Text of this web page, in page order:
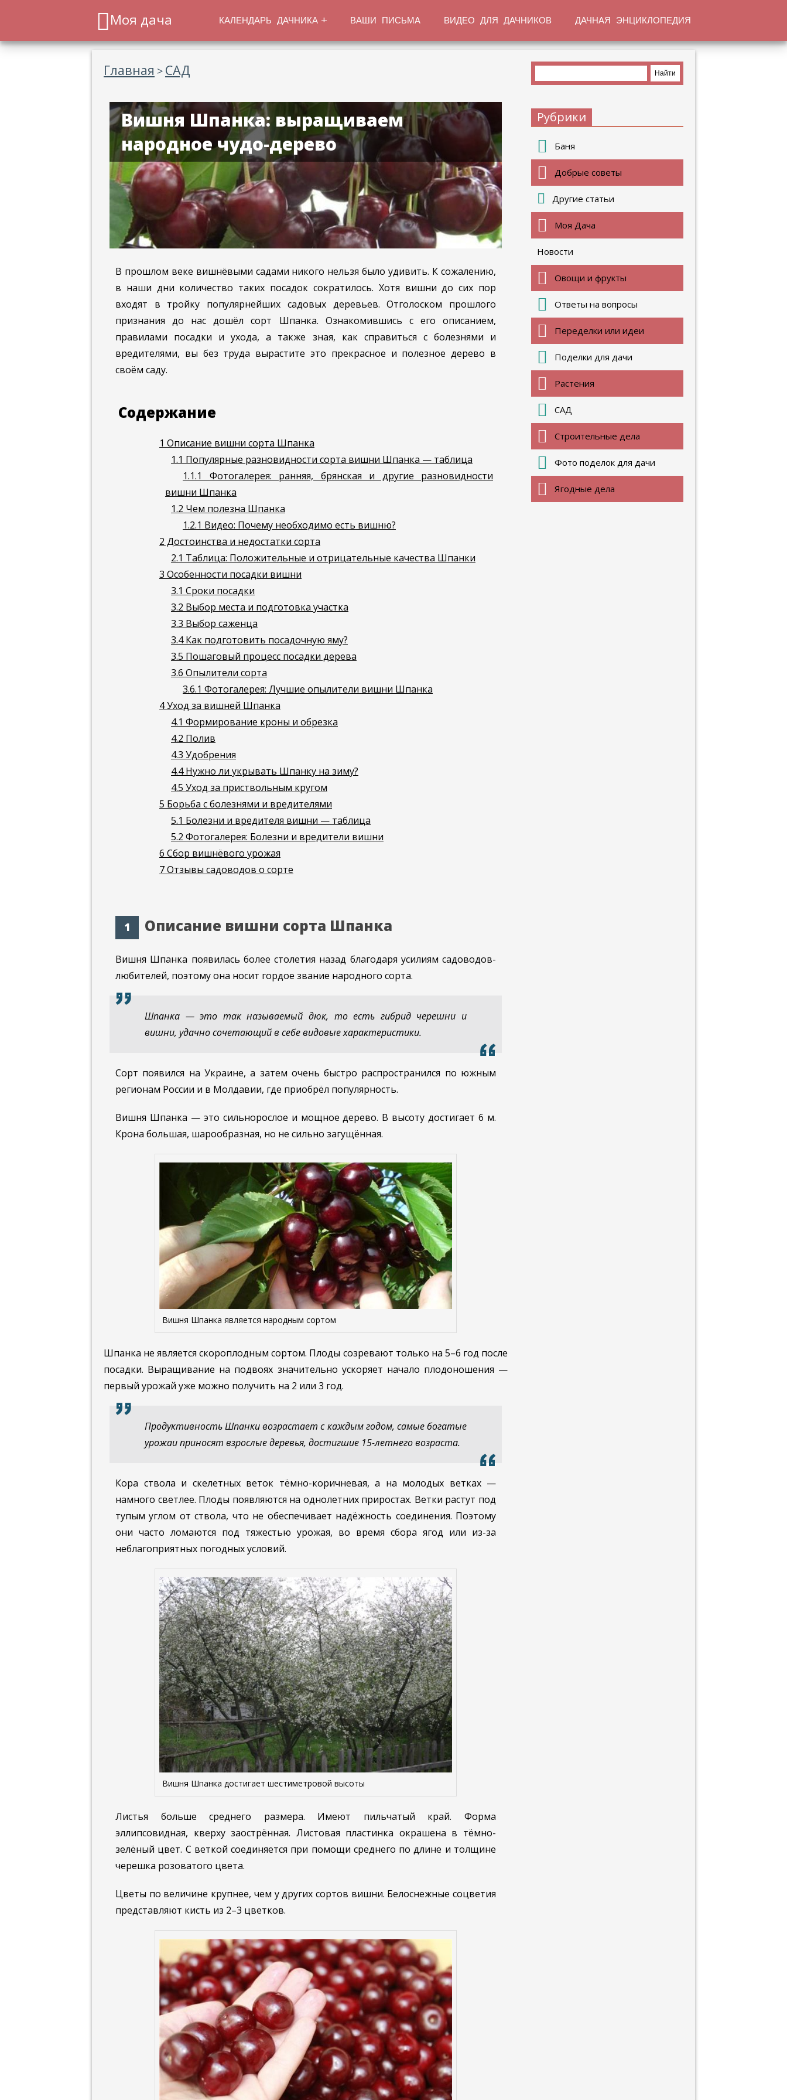
Моя дача КАЛЕНДАРЬ ДАЧНИКА ВАШИ ПИСЬМА ВИДЕО ДЛЯ ДАЧНИКОВ ДАЧНАЯ ЭНЦИКЛОПЕДИЯ
Главная > САД
Вишня Шпанка: выращиваем
народное чудо-дерево
В прошлом веке вишнёвыми садами никого нельзя было удивить. К сожалению,
в наши дни количество таких посадок сократилось. Хотя вишни до сих пор
входят в тройку популярнейших садовых деревьев. Отголоском прошлого
признания до нас дошёл сорт Шпанка. Ознакомившись с его описанием,
правилами посадки и ухода, а также зная, как справиться с болезнями и
вредителями, вы без труда вырастите это прекрасное и полезное дерево в
своём саду.
Содержание
1 Описание вишни сорта Шпанка
1.1 Популярные разновидности сорта вишни Шпанка — таблица
1.1.1
Фотогалерея: ранняя, брянская и другие разновидности
вишни Шпанка
1.2 Чем полезна Шпанка
1.2.1 Видео: Почему необходимо есть вишню?
2 Достоинства и недостатки сорта
2.1 Таблица: Положительные и отрицательные качества Шпанки
3 Особенности посадки вишни
3.1 Сроки посадки
3.2 Выбор места и подготовка участка
3.3 Выбор саженца
3.4Как подготовить посадочную яму?
3.5 Пошаговый процесс посадки дерева
3.6 Опылители сорта
3.6.1 Фотогалерея: Лучшие опылители вишни Шпанка
4Уход за вишней Шпанка
4.1 Формирование кроны и обрезка
4.2 Полив
4.3 Удобрения
4.4Нужно ли укрывать Шпанку на зиму?
4.5 Уход за приствольным кругом
5 Борьба с болезнями и вредителями
5.1 Болезни и вредителя вишни — таблица
5.2 Фотогалерея: Болезни и вредители вишни
6 Сбор вишнёвого урожая
7Отзывы садоводов о сорте
Описание вишни сорта Шпанка
Вишня Шпанка появилась более столетия назад благодаря усилиям садоводов-
любителей, поэтому она носит гордое звание народного сорта.
Шпанка — это так называемый дюк, то есть гибрид черешни и
вишни, удачно сочетающий в себе видовые характеристики.
Сорт появился на Украине, а затем очень быстро распространился по южным
регионам России и в Молдавии, где приобрёл популярность.
Вишня Шпанка — это сильнорослое и мощное дерево. В высоту достигает 6 м.
Крона большая, шарообразная, но не сильно загущённая.
Вишня Шпанка является народным сортом
Шпанка не является скороплодным сортом. Плоды созревают только на 5–6 год после
посадки. Выращивание на подвоях значительно ускоряет начало плодоношения —
первый урожай уже можно получить на 2 или 3 год.
Продуктивность Шпанки возрастает с каждым годом, самые богатые
урожаи приносят взрослые деревья, достигшие 15-летнего возраста.
Кора ствола и скелетных веток тёмно-коричневая, а на молодых ветках —
намного светлее. Плоды появляются на однолетних приростах. Ветки растут под
тупым углом от ствола, что не обеспечивает надёжность соединения. Поэтому
они часто ломаются под тяжестью урожая, во время сбора ягод или из-за
неблагоприятных погодных условий.
Вишня Шпанка достигает шестиметровой высоты
Листья больше среднего размера. Имеют пильчатый край. Форма
эллипсовидная, кверху заострённая. Листовая пластинка окрашена в тёмно-
зелёный цвет. С веткой соединяется при помощи среднего по длине и толщине
черешка розоватого цвета.
Цветы по величине крупнее, чем у других сортов вишни. Белоснежные соцветия
представляют кисть из 2–3 цветков.
Рубрики
Баня
Добрые советы
Другие статьи
Моя Дача
Новости
Овощи и фрукты
Ответы на вопросы
Переделки или идеи
Поделки для дачи
Растения
САД
Строительные дела
Фото поделок для дачи
Ягодные дела